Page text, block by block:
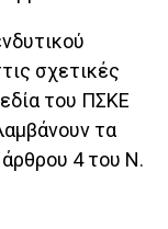
σχετικές
του ΠΣΚΕ
τα
4 του Ν.